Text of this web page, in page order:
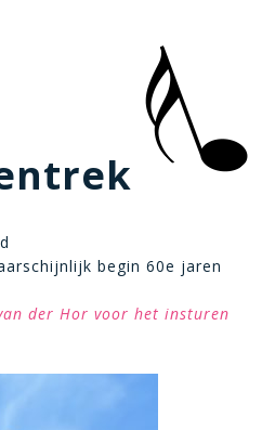
begin 60e jaren
der Hor voor het insturen